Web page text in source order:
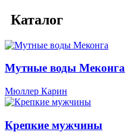
Каталог
Мутные воды Меконга
Мюллер Карин
Крепкие мужчины